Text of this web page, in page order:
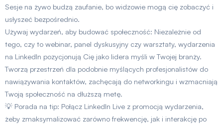
Sesje na żywo budzą zaufanie, bo widzowie mogą cię zobaczyć i
usłyszeć bezpośrednio.
Używaj wydarzeń, aby budować społeczność: Niezależnie od
tego, czy to webinar, panel dyskusyjny czy warsztaty, wydarzenia
na LinkedIn pozycjonują Cię jako lidera myśli w Twojej branży.
Tworzą przestrzeń dla podobnie myślących profesjonalistów do
nawiązywania kontaktów, zachęcają do networkingu i wzmacniają
Twoją społeczność na dłuższą metę.
💡 Porada na tip: Połącz LinkedIn Live z promocją wydarzenia,
żeby zmaksymalizować zarówno frekwencję, jak i interakcję po